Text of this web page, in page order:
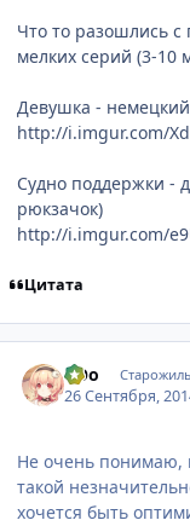
Что то разошлись с
мелких серий (3-10
Девушка -
http://i.imgur.com/
Судно поддержки -
рюкзачок)
http://i.imgur.com/
Цитата
оОо
26 Сентября,
Не очень понимаю,
такой
хочется быть